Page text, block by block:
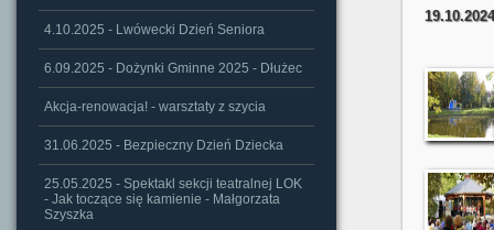
4.10.2025 - Lwówecki Dzień Seniora
6.09.2025 - Dożynki Gminne 2025 - Dłużec
Akcja-renowacja! - warsztaty z szycia
31.06.2025 - Bezpieczny Dzień Dziecka
25.05.2025 - Spektakl sekcji teatralnej LOK
- Jak toczące się kamienie - Małgorzata
Szyszka